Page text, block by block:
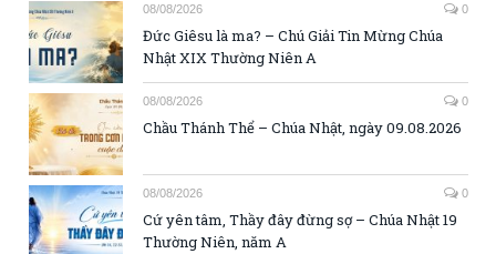
08/08/2026 0
Đức Giêsu là ma? – Chú Giải Tin Mừng Chúa
Nhật XIX Thường Niên A
08/08/2026 0
Chầu Thánh Thể – Chúa Nhật, ngày 09.08.2026
08/08/2026 0
Cứ yên tâm, Thầy đây đừng sợ – Chúa Nhật 19
Thường Niên, năm A